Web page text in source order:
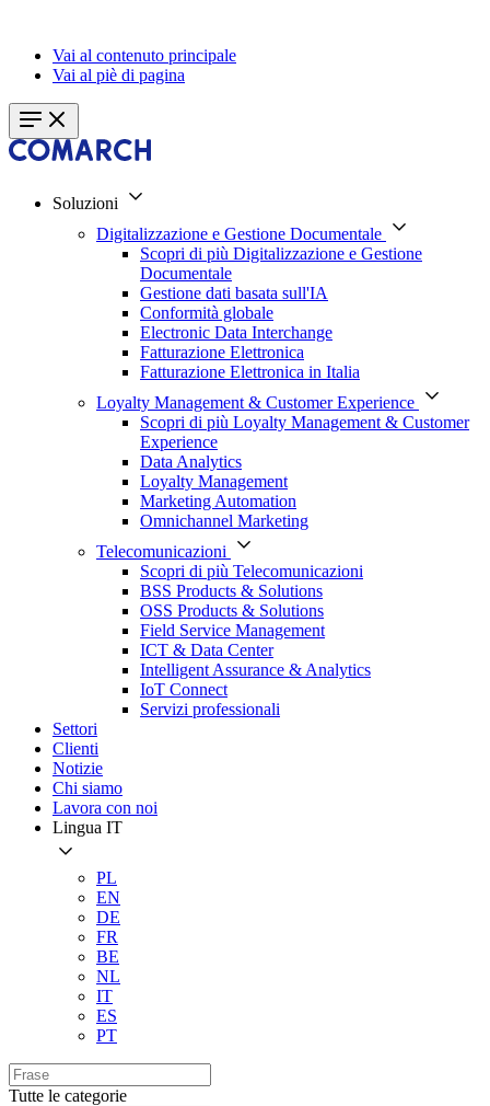
Vai al contenuto principale
Vai al piè di pagina
Soluzioni
Digitalizzazione e Gestione Documentale
Scopri di più Digitalizzazione e Gestione
Documentale
Gestione dati basata sull'IA
Conformità globale
Electronic Data Interchange
Fatturazione Elettronica
Fatturazione Elettronica in Italia
Loyalty Management & Customer Experience
Scopri di più Loyalty Management & Customer
Experience
Data Analytics
Loyalty Management
Marketing Automation
Omnichannel Marketing
Telecomunicazioni
Scopri di più Telecomunicazioni
BSS Products & Solutions
OSS Products & Solutions
Field Service Management
ICT & Data Center
Intelligent Assurance & Analytics
IoT Connect
Servizi professionali
Settori
Clienti
Notizie
Chi siamo
Lavora con noi
Lingua IT
PL
EN
DE
FR
BE
NL
IT
ES
PT
Tutte le categorie